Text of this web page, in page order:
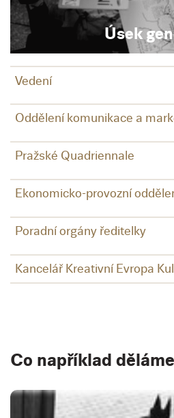
Úsek
Vedení
Oddělení komunikace a
Pražské Quadriennale
Ekonomicko-provozní
Poradní orgány ředitelky
Kancelář Kreativní Evropa
Co například děláme